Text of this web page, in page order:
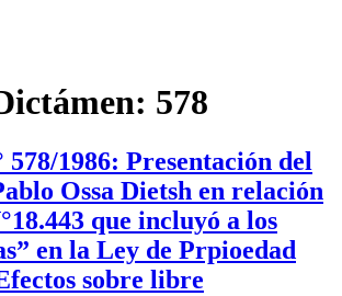
578
578/1986: Presentación del
Ossa Dietsh en relación
que incluyó a los
en la Ley de Prpioedad
sobre libre